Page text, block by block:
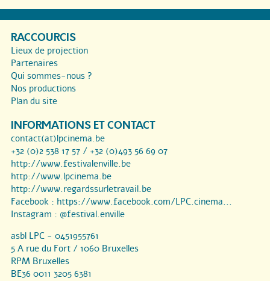
RACCOURCIS
Lieux de projection
Partenaires
Qui sommes-nous ?
Nos productions
Plan du site
INFORMATIONS ET CONTACT
contact(at)lpcinema.be
+32 (0)2 538 17 57 / +32 (0)493 56 69 07
http://www.festivalenville.be
http://www.lpcinema.be
http://www.regardssurletravail.be
Facebook : https://www.facebook.com/LPC.cinema...
Instagram : @festival.enville
asbl LPC - 0451955761
5 A rue du Fort / 1060 Bruxelles
RPM Bruxelles
BE36 0011 3205 6381